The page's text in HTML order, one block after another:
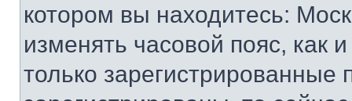
котором вы находитесь:
изменять часовой пояс, как
только